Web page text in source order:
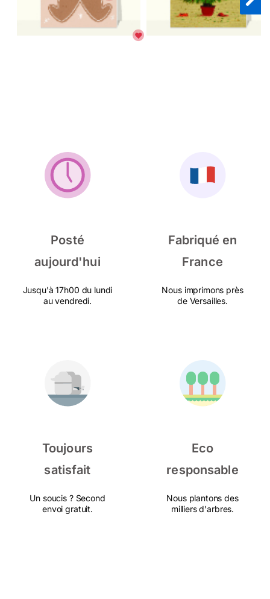
Posté
aujourd'hui
Jusqu'à 17h00 du lundi
au vendredi.
Fabriqué en
France
Nous imprimons près
de Versailles.
Toujours
satisfait
Un soucis ? Second
envoi gratuit.
Eco
responsable
Nous plantons des
milliers d'arbres.